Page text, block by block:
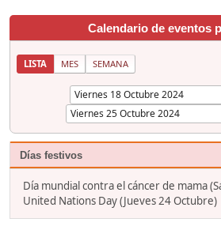
Calendario de eventos
LISTA MES SEMANA
Días festivos
Día mundial contra el cáncer de mama
United Nations Day (Jueves 24 Octubre)